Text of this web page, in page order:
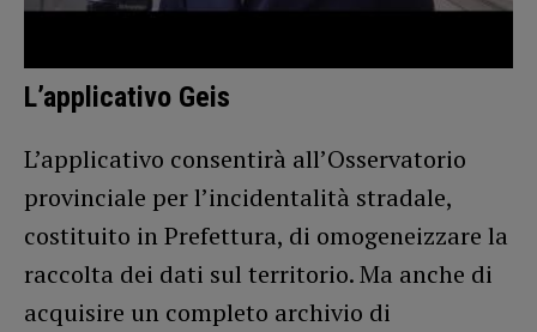
L’applicativo Geis
L’applicativo consentirà all’Osservatorio
provinciale per l’incidentalità stradale,
costituito in Prefettura, di omogeneizzare la
raccolta dei dati sul territorio. Ma anche di
acquisire un completo archivio di